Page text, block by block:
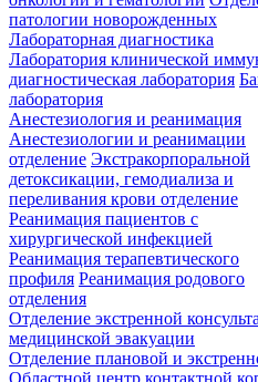
патологии новорожденных
Лабораторная диагностика
Лаборатория клинической
диагностическая лаборатория
лаборатория
Анестезиология и реанимация
Анестезиологии и реанимации
отделение Экстракорпоральной
детоксикации, гемодиализа и
переливания крови отделение
Реанимация пациентов с
хирургической инфекцией
Реанимация терапевтического
профиля Реанимация родового
отделения
Отделение экстренной
медицинской эвакуации
Отделение плановой и
Областной центр контактной